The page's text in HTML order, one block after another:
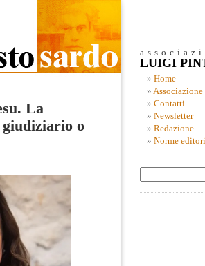
La
giudiziario o
LUIGI
Home
Associazione
Contatti
Newsletter
Redazione
Norme